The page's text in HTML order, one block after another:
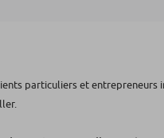
particuliers et